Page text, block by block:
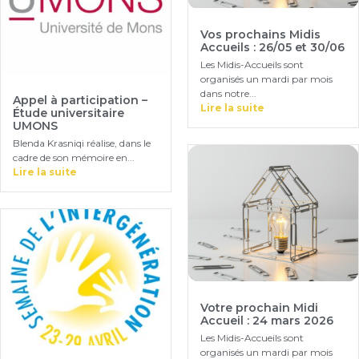
Vos prochains Midis
Accueils : 26/05 et 30/06
Les Midis-Accueils sont
organisés un mardi par mois
dans notre...
Lire la suite
Appel à participation –
Étude universitaire
UMONS
Blenda Krasniqi réalise, dans le
cadre de son mémoire en...
Lire la suite
Votre prochain Midi
Accueil : 24 mars 2026
Les Midis-Accueils sont
organisés un mardi par mois